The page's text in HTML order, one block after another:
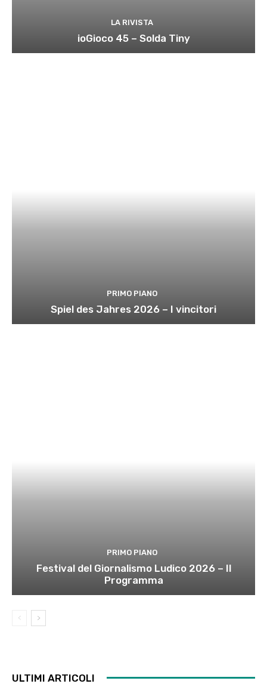
LA RIVISTA
ioGioco 45 – Solda Tiny
PRIMO PIANO
Spiel des Jahres 2026 – I vincitori
PRIMO PIANO
Festival del Giornalismo Ludico 2026 – Il
Programma
ULTIMI ARTICOLI